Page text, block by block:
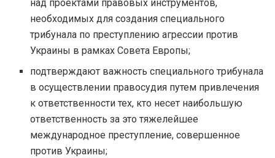
над проектами правовых инструментов,
необходимых для создания специального
трибунала по преступлению агрессии против
Украины в рамках Совета Европы;
подтверждают важность специального трибунала
в осуществлении правосудия путем привлечения
к ответственности тех, кто несет наибольшую
ответственность за это тяжелейшее
международное преступление, совершенное
против Украины;